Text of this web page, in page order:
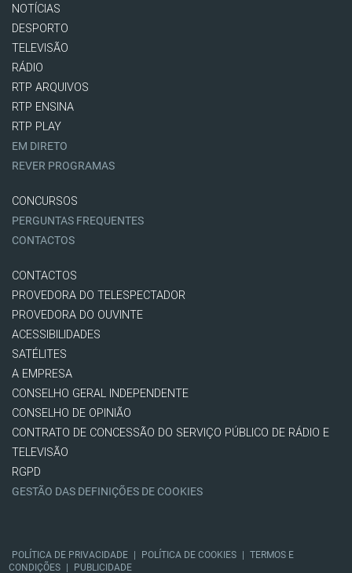
NOTÍCIAS
DESPORTO
TELEVISÃO
RÁDIO
RTP ARQUIVOS
RTP ENSINA
RTP PLAY
EM DIRETO
REVER PROGRAMAS
CONCURSOS
PERGUNTAS FREQUENTES
CONTACTOS
CONTACTOS
PROVEDORA DO TELESPECTADOR
PROVEDORA DO OUVINTE
ACESSIBILIDADES
SATÉLITES
A EMPRESA
CONSELHO GERAL INDEPENDENTE
CONSELHO DE OPINIÃO
CONTRATO DE CONCESSÃO DO SERVIÇO PÚBLICO DE RÁDIO E
TELEVISÃO
RGPD
GESTÃO DAS DEFINIÇÕES DE COOKIES
POLÍTICA DE PRIVACIDADE POLÍTICA DE COOKIES
TERMOS E
CONDIÇÕES
PUBLICIDADE